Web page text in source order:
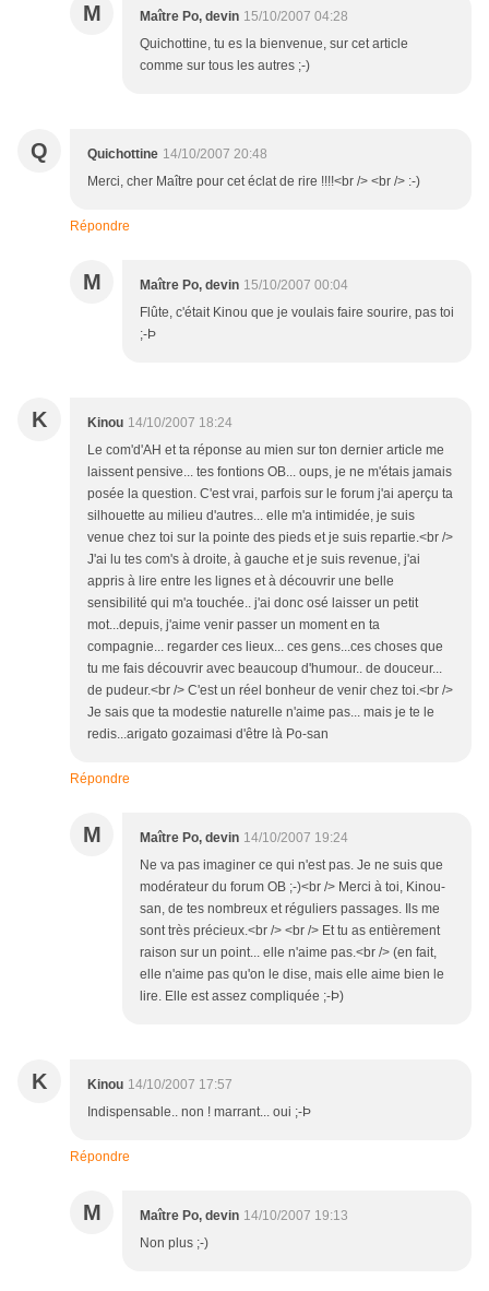
M Maître Po, devin 15/10/2007 04:28
Quichottine, tu es la bienvenue, sur cet article
comme sur tous les autres ;-)
Q Quichottine 14/10/2007 20:48
Merci, cher Maître pour cet éclat de rire !!!!<br /> <br /> :-)
Répondre
M Maître Po, devin 15/10/2007 00:04
Flûte, c'était Kinou que je voulais faire sourire, pas toi
;-Þ
K Kinou 14/10/2007 18:24
Le com'd'AH et ta réponse au mien sur ton dernier article me
laissent pensive... tes fontions OB... oups, je ne m'étais jamais
posée la question. C'est vrai, parfois sur le forum j'ai aperçu ta
silhouette au milieu d'autres... elle m'a intimidée, je suis
venue chez toi sur la pointe des pieds et je suis repartie.<br />
J'ai lu tes com's à droite, à gauche et je suis revenue, j'ai
appris à lire entre les lignes et à découvrir une belle
sensibilité qui m'a touchée.. j'ai donc osé laisser un petit
mot...depuis, j'aime venir passer un moment en ta
compagnie... regarder ces lieux... ces gens...ces choses que
tu me fais découvrir avec beaucoup d'humour.. de douceur...
de pudeur.<br /> C'est un réel bonheur de venir chez toi.<br />
Je sais que ta modestie naturelle n'aime pas... mais je te le
redis...arigato gozaimasi d'être là Po-san
Répondre
M Maître Po, devin 14/10/2007 19:24
Ne va pas imaginer ce qui n'est pas. Je ne suis que
modérateur du forum OB ;-)<br /> Merci à toi, Kinou-
san, de tes nombreux et réguliers passages. Ils me
sont très précieux.<br /> <br /> Et tu as entièrement
raison sur un point... elle n'aime pas.<br /> (en fait,
elle n'aime pas qu'on le dise, mais elle aime bien le
lire. Elle est assez compliquée ;-Þ)
K Kinou 14/10/2007 17:57
Indispensable.. non ! marrant... oui ;-Þ
Répondre
M Maître Po, devin 14/10/2007 19:13
Non plus ;-)